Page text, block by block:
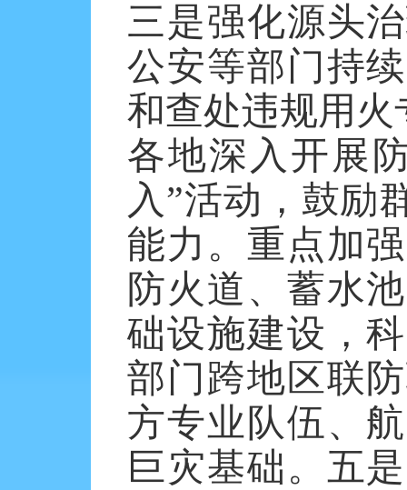
三是强化源头
公安等部门持
和查处违规用火
各地深入开展
入”活动，鼓励
能力。重点加
防火道、蓄水
础设施建设，
部门跨地区联
方专业队伍、
巨灾基础。五